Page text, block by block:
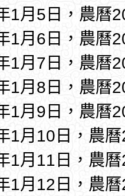
1月5日，農曆
1月6日，農曆
1月7日，農曆
1月8日，農曆
1月9日，農曆
1月10日，農
1月11日，農
1月12日，農